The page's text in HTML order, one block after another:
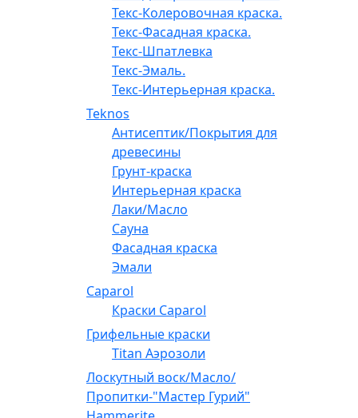
Текс-Колеровочная краска.
Текс-Фасадная краска.
Текс-Шпатлевка
Текс-Эмаль.
Текс-Интерьерная краска.
Teknos
Антисептик/Покрытия для
древесины
Грунт-краска
Интерьерная краска
Лаки/Масло
Сауна
Фасадная краска
Эмали
Caparol
Краски Caparol
Грифельные краски
Titan Аэрозоли
Лоскутный воск/Масло/
Пропитки-"Мастер Гурий"